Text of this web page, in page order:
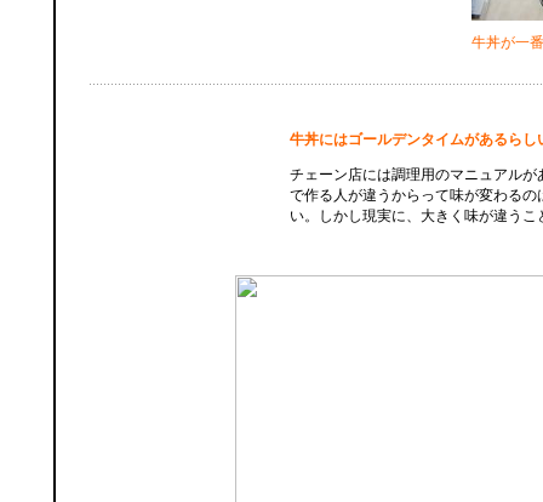
牛丼が一
牛丼にはゴールデンタイムがあるらし
チェーン店には調理用のマニュアルが
で作る人が違うからって味が変わるの
い。しかし現実に、大きく味が違うこ